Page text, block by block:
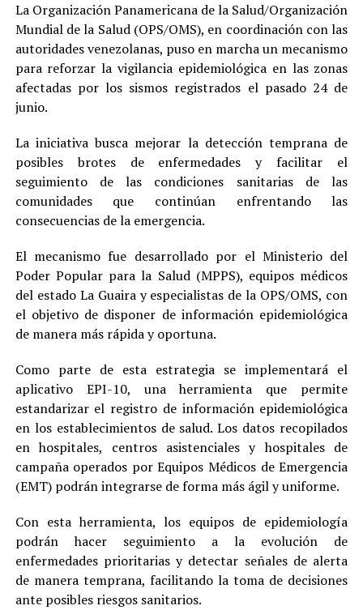
La Organización Panamericana de la Salud/Organización
Mundial de la Salud (OPS/OMS), en coordinación con las
autoridades venezolanas, puso en marcha un mecanismo
para reforzar la vigilancia epidemiológica en las zonas
afectadas por los sismos registrados el pasado 24 de
junio.
La iniciativa busca mejorar la detección temprana de
posibles brotes de enfermedades y facilitar el
seguimiento de las condiciones sanitarias de las
comunidades que continúan enfrentando las
consecuencias de la emergencia.
El mecanismo fue desarrollado por el Ministerio del
Poder Popular para la Salud (MPPS), equipos médicos
del estado La Guaira y especialistas de la OPS/OMS, con
el objetivo de disponer de información epidemiológica
de manera más rápida y oportuna.
Como parte de esta estrategia se implementará el
aplicativo EPI-10, una herramienta que permite
estandarizar el registro de información epidemiológica
en los establecimientos de salud. Los datos recopilados
en hospitales, centros asistenciales y hospitales de
campaña operados por Equipos Médicos de Emergencia
(EMT) podrán integrarse de forma más ágil y uniforme.
Con esta herramienta, los equipos de epidemiología
podrán hacer seguimiento a la evolución de
enfermedades prioritarias y detectar señales de alerta
de manera temprana, facilitando la toma de decisiones
ante posibles riesgos sanitarios.